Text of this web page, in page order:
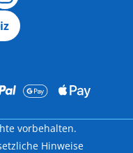
vorbehalten.
Hinweise